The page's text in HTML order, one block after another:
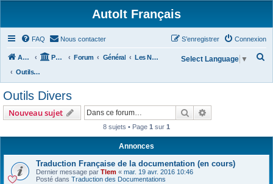
AutoIt Français
FAQ Nous contacter Connexion
S’enregistrer
Accueil Portail Forum Général
Les Nouvelles d'AutoIt
Outils Divers
Select Language ▼
Outils Divers
Nouveau sujet Rechercher
8 sujets • Page 1 sur 1
Annonces
Traduction Française de la documentation (en cours)
Dernier message par Tlem « mar. 19 avr. 2016 10:46
Posté dans Traduction des Documentations